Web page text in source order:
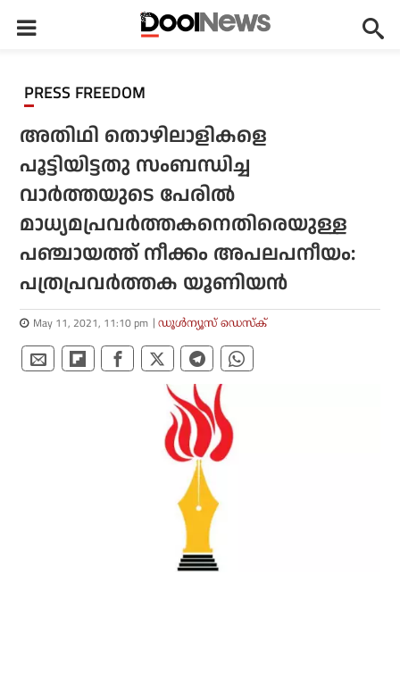
PRESS FREEDOM
അതിഥി തൊഴിലാളികളെ
പൂട്ടിയിട്ടതു സംബന്ധിച്ച
വാര്‍ത്തയുടെ പേരില്‍
മാധ്യമപ്രവര്‍ത്തകനെതിരെയുള്ള
പഞ്ചായത്ത് നീക്കം അപലപനീയം:
പത്രപ്രവര്‍ത്തക യൂണിയന്‍
May 11, 2021, 11:10 pm ഡൂള്‍ന്യൂസ് ഡെസ്‌ക്